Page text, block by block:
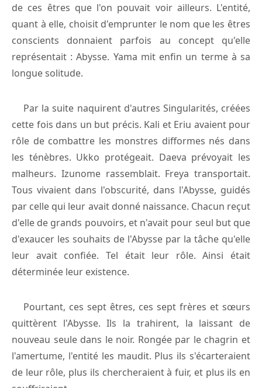
de ces êtres que l'on pouvait voir ailleurs. L'entité,
quant à elle, choisit d'emprunter le nom que les êtres
conscients donnaient parfois au concept qu'elle
représentait : Abysse. Yama mit enfin un terme à sa
longue solitude.
Par la suite naquirent d'autres Singularités, créées
cette fois dans un but précis. Kali et Eriu avaient pour
rôle de combattre les monstres difformes nés dans
les ténèbres. Ukko protégeait. Daeva prévoyait les
malheurs. Izunome rassemblait. Freya transportait.
Tous vivaient dans l'obscurité, dans l'Abysse, guidés
par celle qui leur avait donné naissance. Chacun reçut
d'elle de grands pouvoirs, et n'avait pour seul but que
d'exaucer les souhaits de l'Abysse par la tâche qu'elle
leur avait confiée. Tel était leur rôle. Ainsi était
déterminée leur existence.
Pourtant, ces sept êtres, ces sept frères et sœurs
quittèrent l'Abysse. Ils la trahirent, la laissant de
nouveau seule dans le noir. Rongée par le chagrin et
l'amertume, l'entité les maudit. Plus ils s'écarteraient
de leur rôle, plus ils chercheraient à fuir, et plus ils en